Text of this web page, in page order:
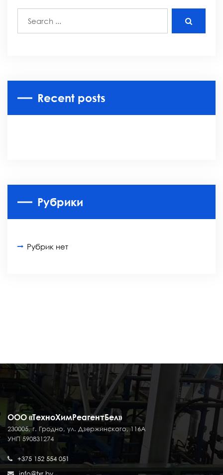
Recent posts
Рубрики
Рубрик нет
ООО «ТехноХимРеагентБел»
230005, г. Гродно, ул. Дзержинского, 116А
УНП 590831274
+375 152 554 051